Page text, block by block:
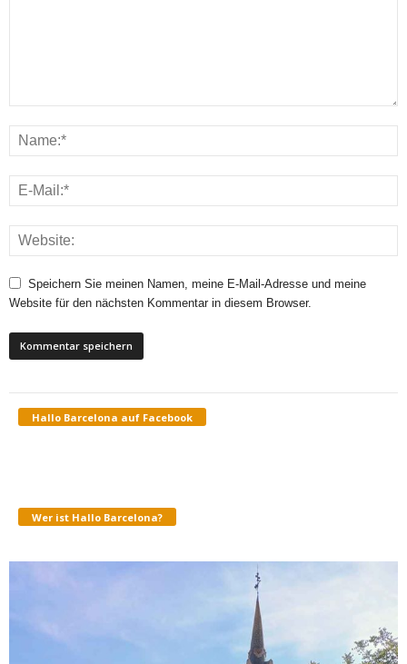
Speichern Sie meinen Namen, meine E-Mail-Adresse und meine
Website für den nächsten Kommentar in diesem Browser.
Hallo Barcelona auf Facebook
Wer ist Hallo Barcelona?